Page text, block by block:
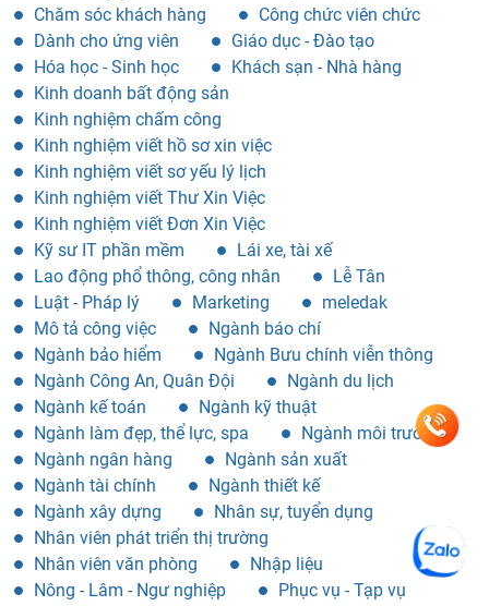
Chăm sóc khách hàng
Công chức viên chức
Dành cho ứng viên
Giáo dục - Đào tạo
Hóa học - Sinh học
Khách sạn - Nhà hàng
Kinh doanh bất động sản
Kinh nghiệm chấm công
Kinh nghiệm viết hồ sơ xin việc
Kinh nghiệm viết sơ yếu lý lịch
Kinh nghiệm viết Thư Xin Việc
Kinh nghiệm viết Đơn Xin Việc
Kỹ sư IT phần mềm
Lái xe, tài xế
Lao động phổ thông, công nhân
Lễ Tân
Luật - Pháp lý
Marketing
meledak
Mô tả công việc
Ngành báo chí
Ngành bảo hiểm
Ngành Bưu chính viễn thông
Ngành Công An, Quân Đội
Ngành du lịch
Ngành kế toán
Ngành kỹ thuật
Ngành làm đẹp, thể lực, spa
Ngành môi trường
Ngành ngân hàng
Ngành sản xuất
Ngành tài chính
Ngành thiết kế
Ngành xây dựng
Nhân sự, tuyển dụng
Nhân viên phát triển thị trường
Nhân viên văn phòng
Nhập liệu
Nông - Lâm - Ngư nghiệp
Phục vụ - Tạp vụ